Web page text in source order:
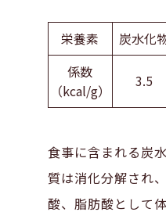
栄養素 炭水化
係数
（kcal/g）
3.5
食事に含まれる炭
質は消化分解され
酸、脂肪酸として